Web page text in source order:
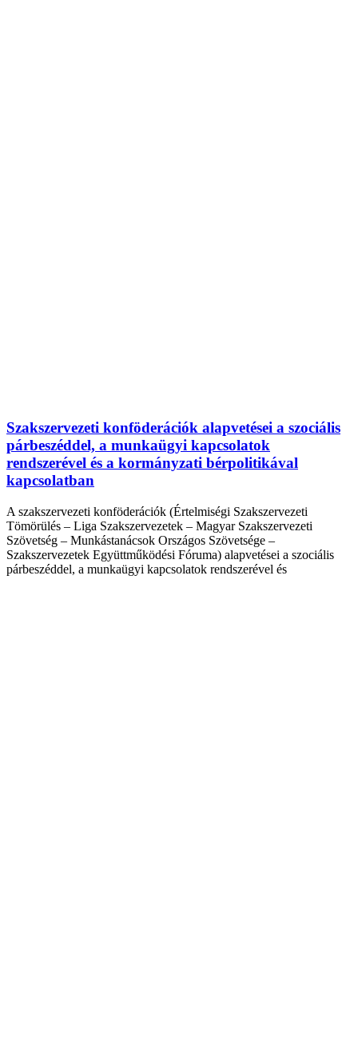
Szakszervezeti konföderációk alapvetései a szociális
párbeszéddel, a munkaügyi kapcsolatok
rendszerével és a kormányzati bérpolitikával
kapcsolatban
A szakszervezeti konföderációk (Értelmiségi Szakszervezeti
Tömörülés – Liga Szakszervezetek – Magyar Szakszervezeti
Szövetség – Munkástanácsok Országos Szövetsége –
Szakszervezetek Együttműködési Fóruma) alapvetései a szociális
párbeszéddel, a munkaügyi kapcsolatok rendszerével és